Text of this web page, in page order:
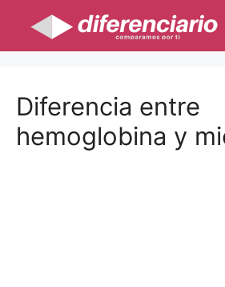
contenido
Diferencia entre
hemoglobina y